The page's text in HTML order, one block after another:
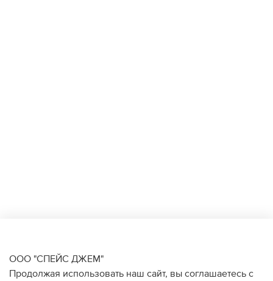
ООО "СПЕЙС ДЖЕМ"
Продолжая использовать наш сайт, вы соглашаетесь с